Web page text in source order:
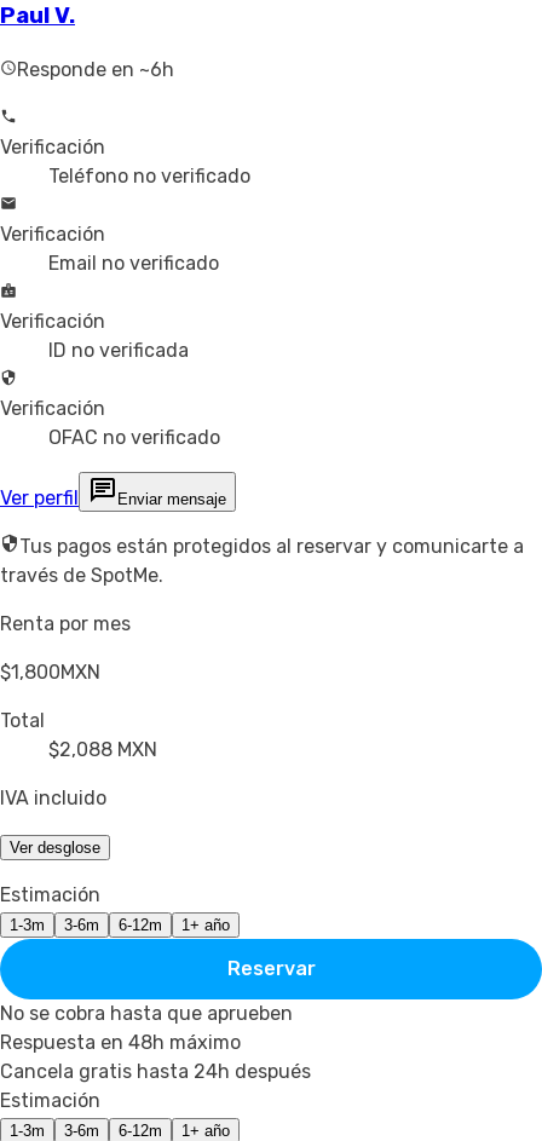
Paul V.
Responde en ~6h
Verificación
Teléfono no verificado
Verificación
Email no verificado
Verificación
ID no verificada
Verificación
OFAC no verificado
Ver perfil Enviar mensaje
Tus pagos están protegidos al reservar y comunicarte a
través de SpotMe.
Renta por mes
$1,800MXN
Total
$2,088 MXN
IVA incluido
Ver desglose
Estimación
1-3m 3-6m 6-12m 1+ año
Reservar
No se cobra hasta que aprueben
Respuesta en 48h máximo
Cancela gratis hasta 24h después
Estimación
1-3m 3-6m 6-12m 1+ año